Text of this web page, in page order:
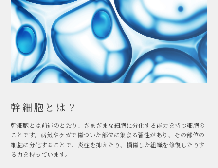
幹細胞とは？
幹細胞とは前述のとおり、さまざまな細胞に分化する能力を持つ細胞の
ことです。病気やケガで傷ついた部位に集まる習性があり、その部位の
細胞に分化することで、炎症を抑えたり、損傷した組織を修復したりす
る力を持っています。